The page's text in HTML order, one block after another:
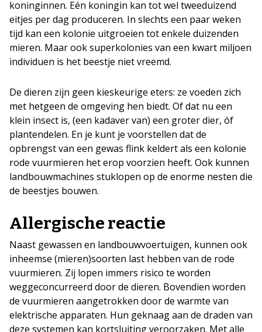
koninginnen. Eén koningin kan tot wel tweeduizend
eitjes per dag produceren. In slechts een paar weken
tijd kan een kolonie uitgroeien tot enkele duizenden
mieren. Maar ook superkolonies van een kwart miljoen
individuen is het beestje niet vreemd.
De dieren zijn geen kieskeurige eters: ze voeden zich
met hetgeen de omgeving hen biedt. Of dat nu een
klein insect is, (een kadaver van) een groter dier, óf
plantendelen. En je kunt je voorstellen dat de
opbrengst van een gewas flink keldert als een kolonie
rode vuurmieren het erop voorzien heeft. Ook kunnen
landbouwmachines stuklopen op de enorme nesten die
de beestjes bouwen.
Allergische reactie
Naast gewassen en landbouwvoertuigen, kunnen ook
inheemse (mieren)soorten last hebben van de rode
vuurmieren. Zij lopen immers risico te worden
weggeconcurreerd door de dieren. Bovendien worden
de vuurmieren aangetrokken door de warmte van
elektrische apparaten. Hun geknaag aan de draden van
deze systemen kan kortsluiting veroorzaken. Met alle